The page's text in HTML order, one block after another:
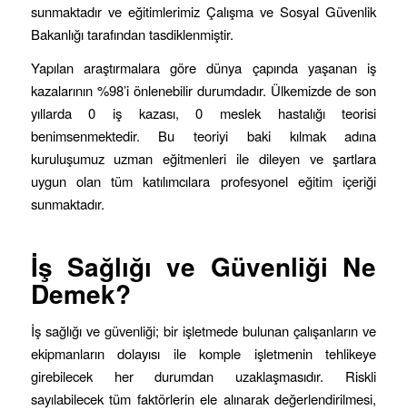
sunmaktadır ve eğitimlerimiz Çalışma ve Sosyal Güvenlik
Bakanlığı tarafından tasdiklenmiştir.
Yapılan araştırmalara göre dünya çapında yaşanan iş
kazalarının %98’i önlenebilir durumdadır. Ülkemizde de son
yıllarda 0 iş kazası, 0 meslek hastalığı teorisi
benimsenmektedir. Bu teoriyi baki kılmak adına
kuruluşumuz uzman eğitmenleri ile dileyen ve şartlara
uygun olan tüm katılımcılara profesyonel eğitim içeriği
sunmaktadır.
İş Sağlığı ve Güvenliği Ne
Demek?
İş sağlığı ve güvenliği; bir işletmede bulunan çalışanların ve
ekipmanların dolayısı ile komple işletmenin tehlikeye
girebilecek her durumdan uzaklaşmasıdır. Riskli
sayılabilecek tüm faktörlerin ele alınarak değerlendirilmesi,